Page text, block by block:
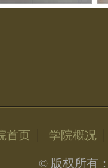
首页 | 学院概况
© 版权所有